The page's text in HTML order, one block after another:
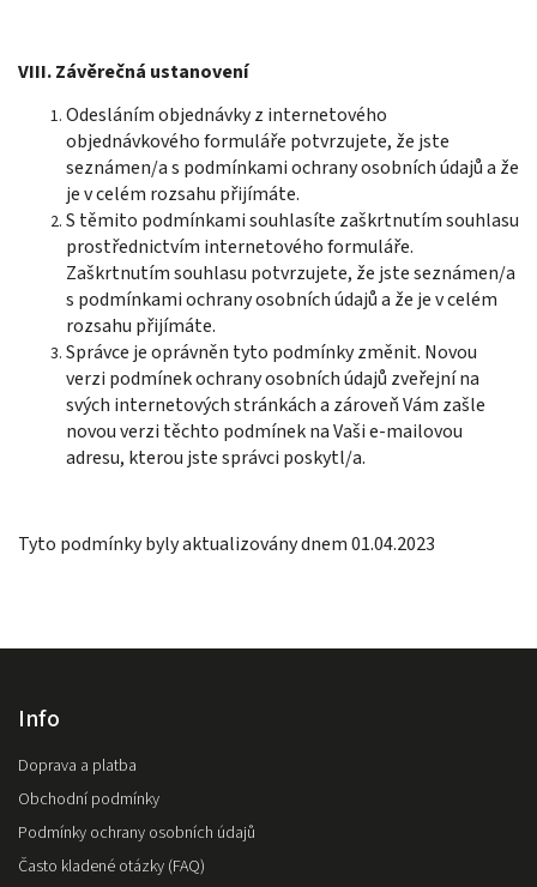
VIII. Závěrečná ustanovení
Odesláním objednávky z internetového
objednávkového formuláře potvrzujete, že jste
seznámen/a s podmínkami ochrany osobních údajů a že
je v celém rozsahu přijímáte.
S těmito podmínkami souhlasíte zaškrtnutím souhlasu
prostřednictvím internetového formuláře.
Zaškrtnutím souhlasu potvrzujete, že jste seznámen/a
s podmínkami ochrany osobních údajů a že je v celém
rozsahu přijímáte.
Správce je oprávněn tyto podmínky změnit. Novou
verzi podmínek ochrany osobních údajů zveřejní na
svých internetových stránkách a zároveň Vám zašle
novou verzi těchto podmínek na Vaši e-mailovou
adresu, kterou jste správci poskytl/a.
Tyto podmínky byly aktualizovány dnem 01.04.2023
Info
Doprava a platba
Obchodní podmínky
Podmínky ochrany osobních údajů
Často kladené otázky (FAQ)